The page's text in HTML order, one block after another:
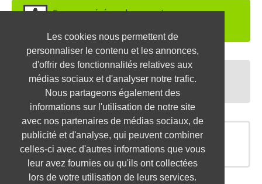
Les cookies nous permettent de
personnaliser le contenu et les annonces,
d'offrir des fonctionnalités relatives aux
médias sociaux et d'analyser notre trafic.
Nous partageons également des
informations sur l'utilisation de notre site
avec nos partenaires de médias sociaux, de
publicité et d'analyse, qui peuvent combiner
celles-ci avec d'autres informations que vous
leur avez fournies ou qu'ils ont collectées
lors de votre utilisation de leurs services.
Soyez repéré par les recruteurs,
DEPOSEZ VOTRE CV
Préparez vos entretiens,
TESTEZ-VOUS
OFFRES SIMILAIRES